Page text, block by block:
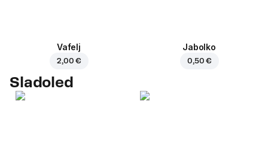
Vafelj
2,00 €
Jabolko
0,50 €
Sladoled